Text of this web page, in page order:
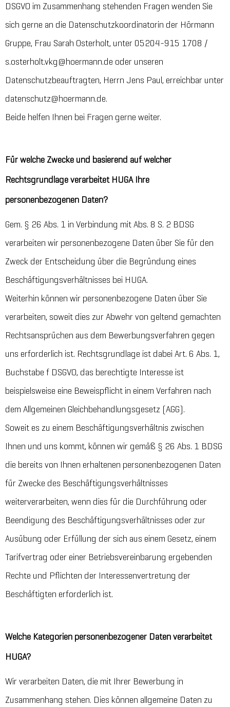
DSGVO im Zusammenhang stehenden Fragen wenden Sie
sich gerne an die Datenschutzkoordinatorin der Hörmann
Gruppe, Frau Sarah Osterholt, unter 05204-915 1708 /
s.osterholt.vkg@hoermann.de oder unseren
Datenschutzbeauftragten, Herrn Jens Paul, erreichbar unter
datenschutz@hoermann.de.
Beide helfen Ihnen bei Fragen gerne weiter.
Für welche Zwecke und basierend auf welcher
Rechtsgrundlage verarbeitet HUGA Ihre
personenbezogenen Daten?
Gem. § 26 Abs. 1 in Verbindung mit Abs. 8 S. 2 BDSG
verarbeiten wir personenbezogene Daten über Sie für den
Zweck der Entscheidung über die Begründung eines
Beschäftigungsverhältnisses bei HUGA.
Weiterhin können wir personenbezogene Daten über Sie
verarbeiten, soweit dies zur Abwehr von geltend gemachten
Rechtsansprüchen aus dem Bewerbungsverfahren gegen
uns erforderlich ist. Rechtsgrundlage ist dabei Art. 6 Abs. 1,
Buchstabe f DSGVO, das berechtigte Interesse ist
beispielsweise eine Beweispflicht in einem Verfahren nach
dem Allgemeinen Gleichbehandlungsgesetz (AGG).
Soweit es zu einem Beschäftigungsverhältnis zwischen
Ihnen und uns kommt, können wir gemäß § 26 Abs. 1 BDSG
die bereits von Ihnen erhaltenen personenbezogenen Daten
für Zwecke des Beschäftigungsverhältnisses
weiterverarbeiten, wenn dies für die Durchführung oder
Beendigung des Beschäftigungsverhältnisses oder zur
Ausübung oder Erfüllung der sich aus einem Gesetz, einem
Tarifvertrag oder einer Betriebsvereinbarung ergebenden
Rechte und Pflichten der Interessenvertretung der
Beschäftigten erforderlich ist.
Welche Kategorien personenbezogener Daten verarbeitet
HUGA?
Wir verarbeiten Daten, die mit Ihrer Bewerbung in
Zusammenhang stehen. Dies können allgemeine Daten zu